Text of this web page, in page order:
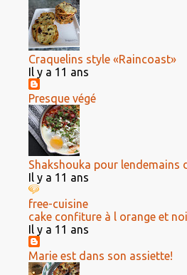
Craquelins style «Raincoast»
Il y a 11 ans
Presque végé
Shakshouka pour lendemains
Il y a 11 ans
free-cuisine
cake confiture à l orange et
Il y a 11 ans
Marie est dans son assiette!